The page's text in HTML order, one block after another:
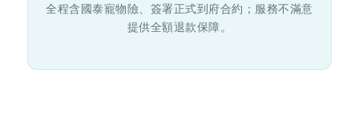
全程含國泰寵物險、簽署正式到府合約；服務不滿意
提供全額退款保障。